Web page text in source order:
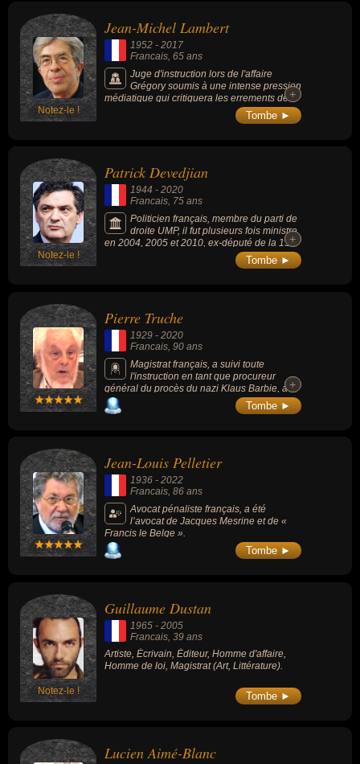
Notez-le !
Jean-Michel Lambert
1952 - 2017
Francais , 65 ans
Juge d'instruction lors de l'affaire
Grégory soumis à une intense pression
médiatique qui critiquera les errements de
son instruction, après deux inculpations et
incarcérations infructueuses, celle de
+
+
Tombe ►
Notez-le !
Patrick Devedjian
1944 - 2020
Francais, 75 ans
Politicien français, membre du parti de
droite UMP, il fut plusieurs fois ministre
en 2004, 2005 et 2010, ex-député de la 13e
circonscription des Hauts-de-Seine et
président du conseil départemental des
+
+
Tombe ►
Pierre Truche
1929 - 2020
Francais , 90 ans
Magistrat français, a suivi toute
l'instruction en tant que procureur
général du procès du nazi Klaus Barbie, a
occupé le siège du ministère public lors du
procès contre l'ancien nazi en 1987.
+
+
Tombe ►
Jean-Louis Pelletier
1936 - 2022
Francais, 86 ans
Avocat pénaliste français, a été
l’avocat de Jacques Mesrine et de «
Francis le Belge ».
Tombe ►
Notez-le !
Guillaume Dustan
1965 - 2005
Francais , 39 ans
Artiste, Écrivain, Éditeur, Homme d'affaire,
Homme de loi, Magistrat (Art, Littérature).
Tombe ►
Lucien Aimé-Blanc